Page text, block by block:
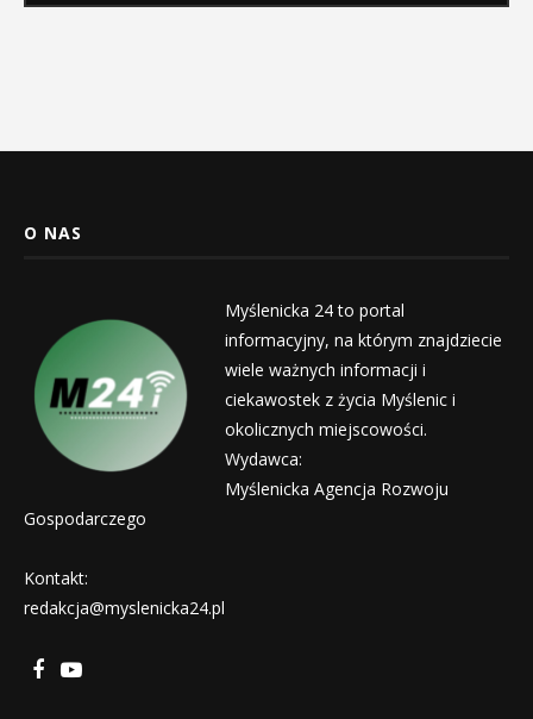
O NAS
Myślenicka 24 to portal
informacyjny, na którym znajdziecie
wiele ważnych informacji i
ciekawostek z życia Myślenic i
okolicznych miejscowości.
Wydawca:
Myślenicka Agencja Rozwoju
Gospodarczego
Kontakt:
redakcja@myslenicka24.pl